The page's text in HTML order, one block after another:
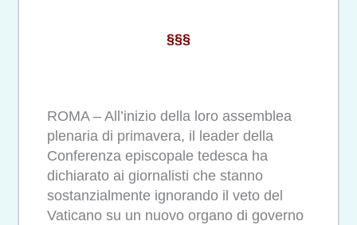
§§§
ROMA – All’inizio della loro assemblea
plenaria di primavera, il leader della
Conferenza episcopale tedesca ha
dichiarato ai giornalisti che stanno
sostanzialmente ignorando il veto del
Vaticano su un nuovo organo di governo